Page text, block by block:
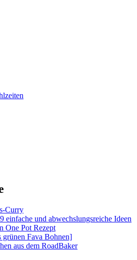
Curry
einfache und abwechslungsreiche Ideen
One Pot Rezept
grünen Fava Bohnen]
aus dem RoadBaker